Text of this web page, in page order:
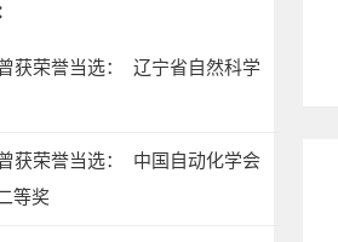
获荣誉当选： 辽宁省自然科学
获荣誉当选： 中国自动化学会
等奖